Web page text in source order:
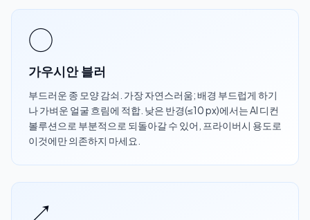
◯
가우시안 블러
부드러운 종 모양 감쇠. 가장 자연스러움; 배경 부드럽게 하기
나 가벼운 얼굴 흐림에 적합. 낮은 반경(≤10 px)에서는 AI 디컨
볼루션으로 부분적으로 되돌아갈 수 있어, 프라이버시 용도로
이것에만 의존하지 마세요.
↗